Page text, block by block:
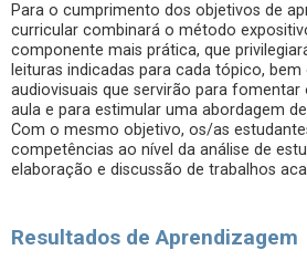
Para o cumprimento dos objetivos de
curricular combinará o método
componente mais prática, que
leituras indicadas para cada tópico,
audiovisuais que servirão para fomentar
aula e para estimular uma abordagem
Com o mesmo objetivo, os/as
competências ao nível da análise de
elaboração e discussão de trabalhos
Resultados de Aprendizagem